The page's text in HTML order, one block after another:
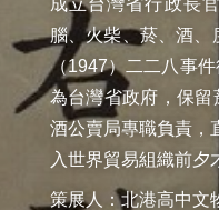
成立台灣省行政長
腦、火柴、菸、酒、
（1947）二二八事
為台灣省政府，保
酒公賣局專職負責，
入世界貿易組織前夕
策展人：北港高中文